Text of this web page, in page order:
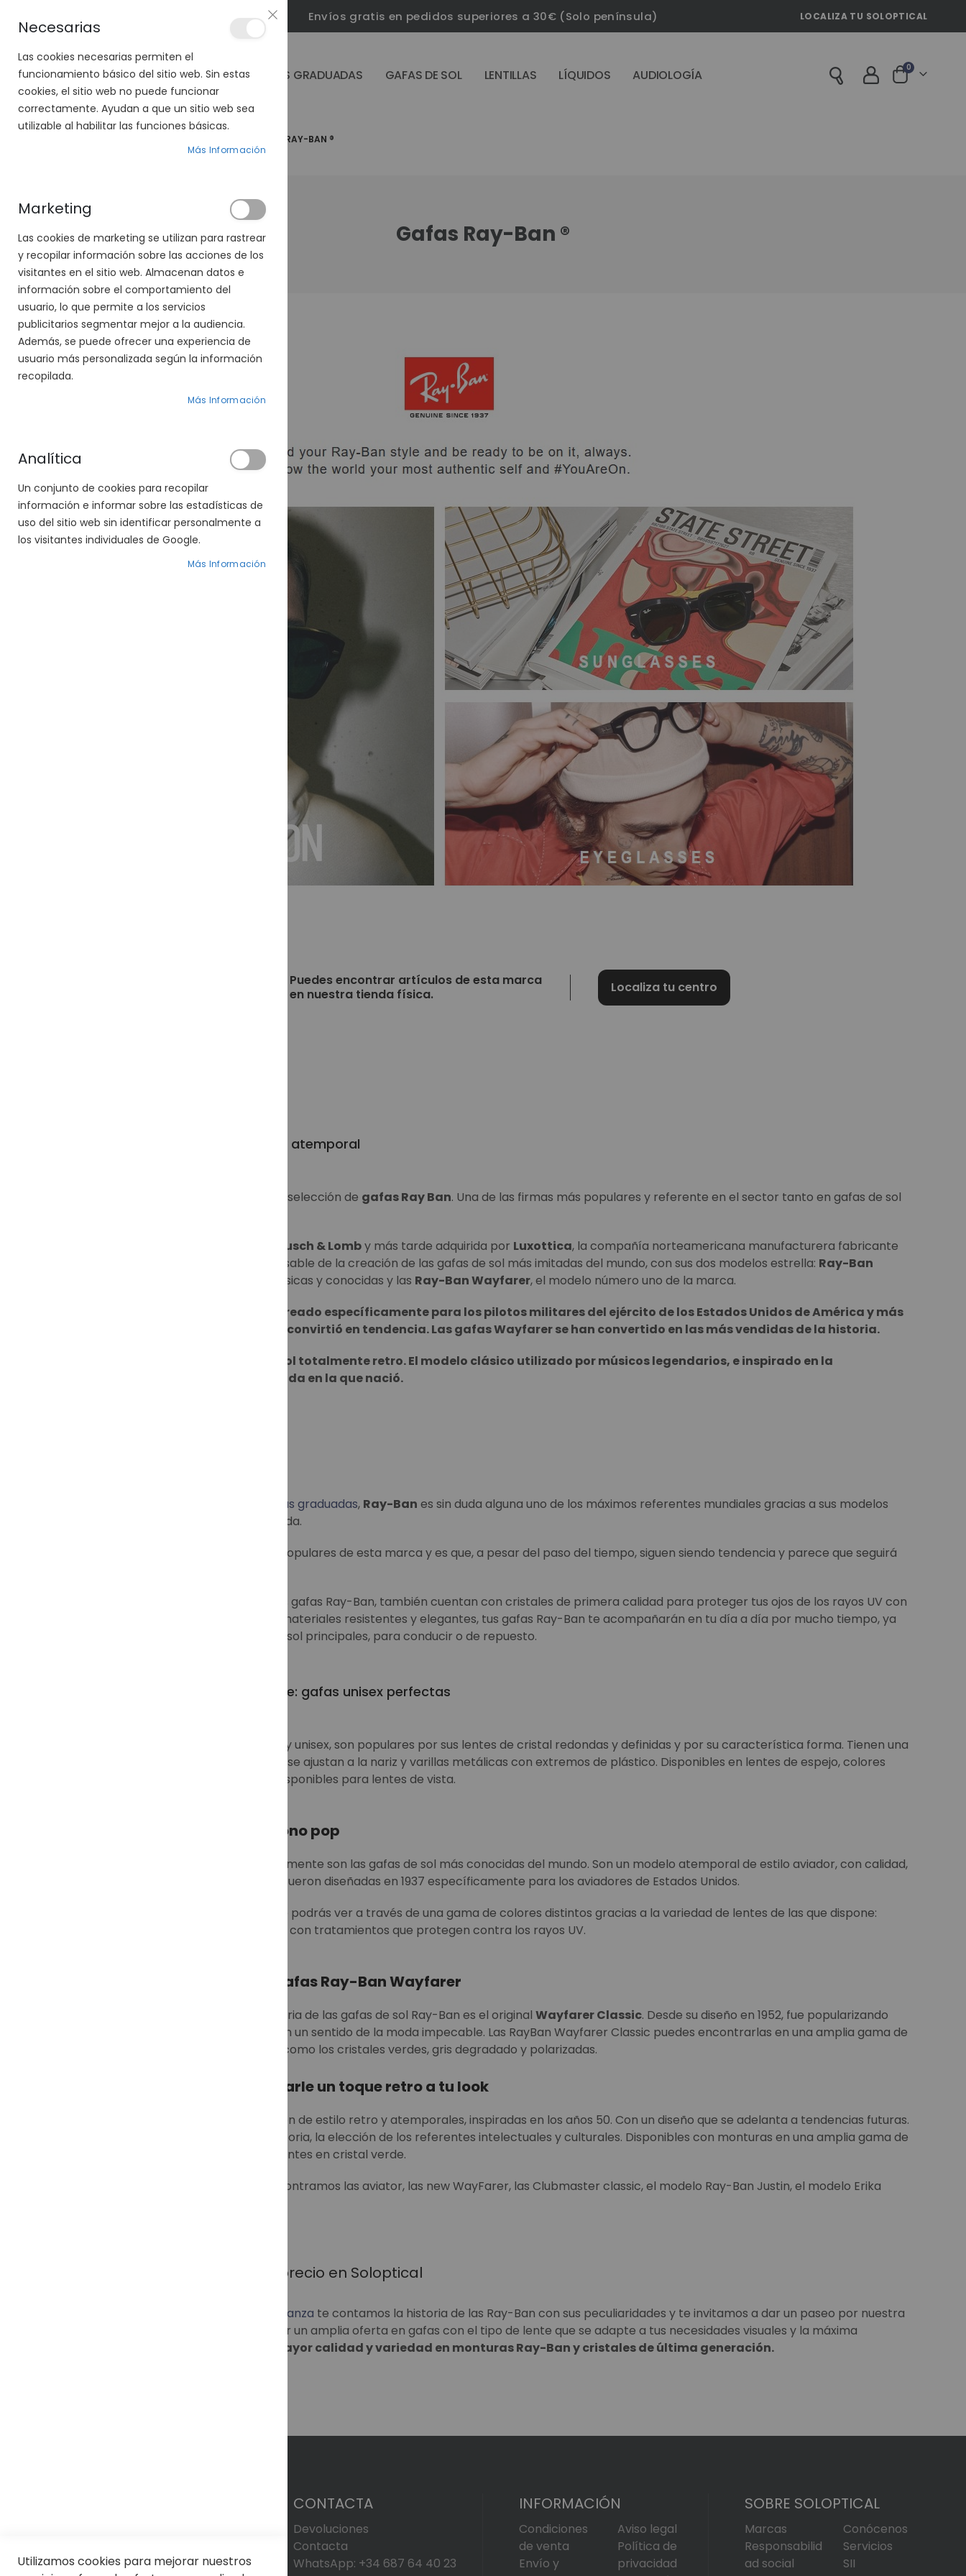
Envíos gratis en pedidos superiores a 30€ (Solo península) LOCALIZA TU SOLOPTICAL
GAFAS GRADUADAS GAFAS DE SOL LENTILLAS LÍQUIDOS AUDIOLOGÍA Cart
0artículos
GAFAS RAY-BAN ®
Gafas Ray-Ban ®
Puedes encontrar artículos de esta marca
en nuestra tienda física.
Localiza tu centro
Gafas de sol Ray-Ban, un clásico atemporal
queremos ofrecerte la selección de gafas Ray Ban. Una de las firmas más populares y referente en el sector tanto en gafas de sol
Bausch & Lomby más tarde adquirida por Luxottica, la compañía norteamericana manufacturera fabricante
de gafas de sol. Ray-Ban es el responsable de la creación de las gafas de sol más imitadas del mundo, con sus dos modelos estrella: Ray-Ban
, las gafas de aviador más clásicas y conocidas y las Ray-Ban Wayfarer, el modelo número uno de la marca.
fue creado específicamente para los pilotos militares del ejército de los Estados Unidos de América y más
tarde con licencia para uso civil se convirtió en tendencia. Las gafas Wayfarer se han convertido en las más vendidas de la historia.
Las Ray-Ban round, son gafas de sol totalmente retro. El modelo clásico utilizado por músicos legendarios, e inspirado en la
contracultura de los años 60, década en la que nació.
gafas graduadas, Ray-Ban es sin duda alguna uno de los máximos referentes mundiales gracias a sus modelos
más icónicos que nunca pasan de moda.
Todos conocemos los modelos más populares de esta marca y es que, a pesar del paso del tiempo, siguen siendo tendencia y parece que seguirá
Además del estilo inconfundible de las gafas Ray-Ban, también cuentan con cristales de primera calidad para proteger tus ojos de los rayos UV con
la máxima garantía. Elaboradas con materiales resistentes y elegantes, tus gafas Ray-Ban te acompañarán en tu día a día por mucho tiempo, ya
sea para convertirlas en tus gafas de sol principales, para conducir o de repuesto.
Ray-Ban mujer y Ray-Ban hombre: gafas unisex perfectas
Estas emblemáticas gafas metálicas y unisex, son populares por sus lentes de cristal redondas y definidas y por su característica forma. Tienen una
barra ciliar curvada, almohadillas que se ajustan a la nariz y varillas metálicas con extremos de plástico. Disponibles en lentes de espejo, colores
degradados, polarizadas y también disponibles para lentes de vista.
Ray-Ban Aviator, todo un icono pop
, actualmente son las gafas de sol más conocidas del mundo. Son un modelo atemporal de estilo aviador, con calidad,
comodidad y beneficios asegurados. Fueron diseñadas en 1937 específicamente para los aviadores de Estados Unidos.
Su clásica montura dorada, con la que podrás ver a través de una gama de colores distintos gracias a la variedad de lentes de las que dispone:
colores marrón, verde y polarizadas y con tratamientos que protegen contra los rayos UV.
Siempre a la moda con tus gafas Ray-Ban Wayfarer
El modelo más reconocible en la historia de las gafas de sol Ray-Ban es el originalWayfarer Classic. Desde su diseño en 1952, fue popularizando
entre músicos, artistas y personas con un sentido de la moda impecable. Las RayBan Wayfarer Classic puedes encontrarlas en una amplia gama de
colores y tratamientos de las lentes, como los cristales verdes, gris degradado y polarizadas.
Ray-Ban Clubmaster para darle un toque retro a tu look
son de estilo retro y atemporales, inspiradas en los años 50. Con un diseño que se adelanta a tendencias futuras.
Ha sido de manera reiterada en la historia, la elección de los referentes intelectuales y culturales. Disponibles con monturas en una amplia gama de
colores y con un tratamiento de las lentes en cristal verde.
Entre los best sellers de Ray-Ban encontramos las aviator, las new WayFarer, las Clubmaster classic, el modelo Ray-Ban Justin, el modelo Erika
Tus gafas Ray-Ban al mejor precio en Soloptical
Soloptical, tu óptica online de confianza te contamos la historia de las Ray-Ban con sus peculiaridades y te invitamos a dar un paseo por nuestra
tienda online, donde podrás encontrar un amplia oferta en gafas con el tipo de lente que se adapte a tus necesidades visuales y la máxima
La mayor calidad y variedad en monturas Ray-Ban y cristales de última generación.
CONTACTA
Devoluciones
Contacta
WhatsApp: +34 687 64 40 23
INFORMACIÓN
Condiciones
de venta
Envío y
Aviso legal
Política de
privacidad
SOBRE SOLOPTICAL
Marcas
Responsabilid
ad social
Conócenos
Servicios
SII
Necesarias
Las cookies necesarias permiten el
funcionamiento básico del sitio web. Sin estas
cookies, el sitio web no puede funcionar
correctamente. Ayudan a que un sitio web sea
utilizable al habilitar las funciones básicas.
Más Información
Marketing
Las cookies de marketing se utilizan para rastrear
y recopilar información sobre las acciones de los
visitantes en el sitio web. Almacenan datos e
información sobre el comportamiento del
usuario, lo que permite a los servicios
publicitarios segmentar mejor a la audiencia.
Además, se puede ofrecer una experiencia de
usuario más personalizada según la información
recopilada.
Más Información
Analítica
Un conjunto de cookies para recopilar
información e informar sobre las estadísticas de
uso del sitio web sin identificar personalmente a
los visitantes individuales de Google.
Más Información
Utilizamos cookies para mejorar nuestros